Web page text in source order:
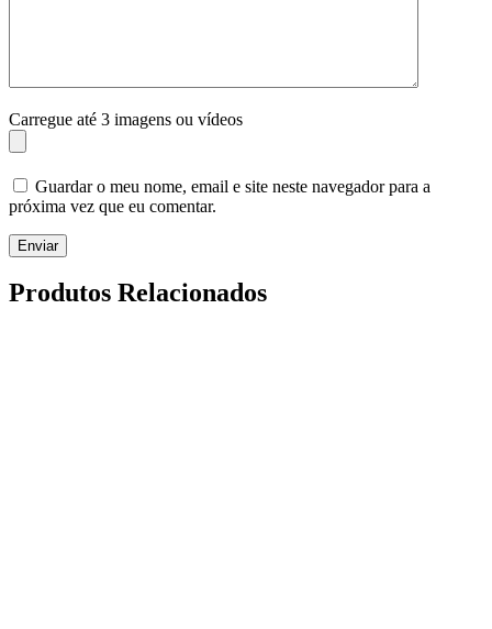
Carregue até 3 imagens ou vídeos
Guardar o meu nome, email e site neste navegador para a
próxima vez que eu comentar.
Enviar
Produtos Relacionados